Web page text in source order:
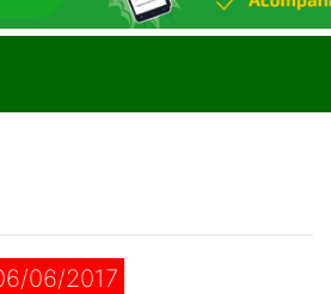
06/2017